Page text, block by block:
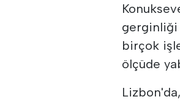
gerginliği
birçok
ölçüde